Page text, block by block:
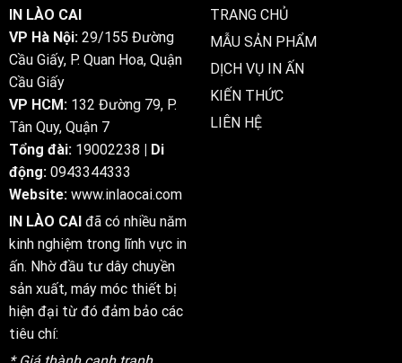
IN LÀO CAI
VP Hà Nội: 29/155 Đường
Cầu Giấy, P. Quan Hoa, Quận
Cầu Giấy
VP HCM: 132 Đường 79, P.
Tân Quy, Quận 7
Tổng đài: 19002238 | Di
động: 0943344333
Website: www.inlaocai.com
IN LÀO CAI đã có nhiều năm
kinh nghiệm trong lĩnh vực in
ấn. Nhờ đầu tư dây chuyền
sản xuất, máy móc thiết bị
hiện đại từ đó đảm bảo các
tiêu chí:
TRANG CHỦ
MẪU SẢN PHẨM
DỊCH VỤ IN ẤN
KIẾN THỨC
LIÊN HỆ